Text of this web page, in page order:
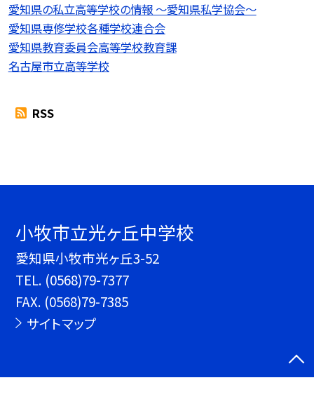
愛知県の私立高等学校の情報 〜愛知県私学協会〜
愛知県専修学校各種学校連合会
愛知県教育委員会高等学校教育課
名古屋市立高等学校
RSS
小牧市立光ヶ丘中学校
愛知県小牧市光ヶ丘3-52
TEL. (0568)79-7377
FAX. (0568)79-7385
サイトマップ